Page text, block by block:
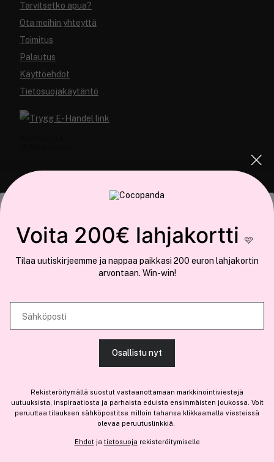
Tämä sivusto käyttää evästeitä
Käytämme evästeitä tarjoamamme sisällön ja mainosten
räätälöimiseen, sosiaalisen median ominaisuuksien tukemiseen ja
käytät sivustoamme. Kumppanimme voivat yhdistää näitä tietoja muihin
Tarvitsetko apua?
Ota meihin yhteyttä
Toimitus
Palautus
Käyttöehdot
Tietosuojakäytäntö
Meistä
Olemme osaBrandsdal Group AS
Jos haluat henkilökohtaista neuvoa ammattitason hiustuotteista,
Voita 200€ lahjakortti 🩷
Tilaa uutiskirjeemme ja nappaa paikkasi 200 euron lahjakortin
arvontaan. Win-win!
Sähköposti
Osallistu nyt
Rekisteröitymällä suostut vastaanottamaan markkinointiviestejä
uutuuksista, inspiraatiosta ja parhaista eduista ensimmäisten joukossa. Voit
peruuttaa tilauksen sähköpostitse milloin tahansa klikkaamalla viesteissä
olevaa peruutuslinkkiä.
Ehdotja tietosuoja rekisteröitymiselle